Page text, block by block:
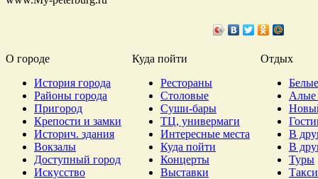
О городе Куда пойти
Отдых
История города
Районы города
Пригород
Крепости и замки
Историч. здания
Вокзалы
Доступный город
Искусство
Рестораны
Столовые
Суши-бары
ТЦ, универмаги
Интересные места
Куда пойти
Концерты
Выставки
Алые
В
В
Туры
Такси